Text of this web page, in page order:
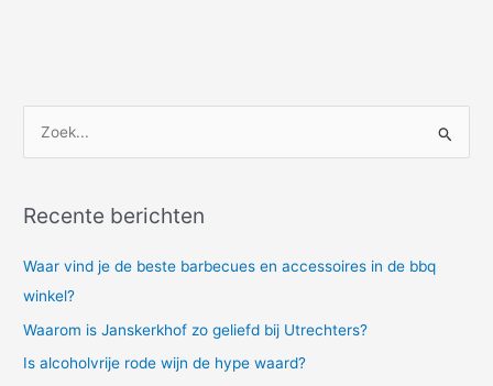
k
:
Recente berichten
Waar vind je de beste barbecues en accessoires in de bbq
winkel?
Waarom is Janskerkhof zo geliefd bij Utrechters?
Is alcoholvrije rode wijn de hype waard?